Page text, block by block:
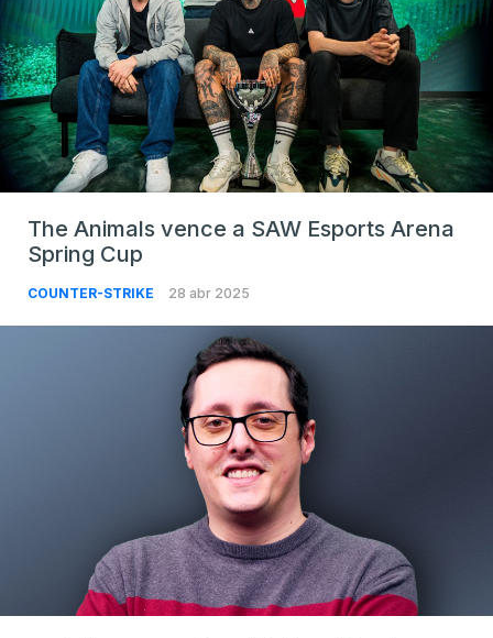
The Animals vence a SAW Esports Arena
Spring Cup
COUNTER-STRIKE 28 abr 2025